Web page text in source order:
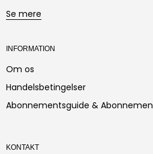
Se mere
INFORMATION
Om os
Handelsbetingelser
Abonnementsguide &
KONTAKT